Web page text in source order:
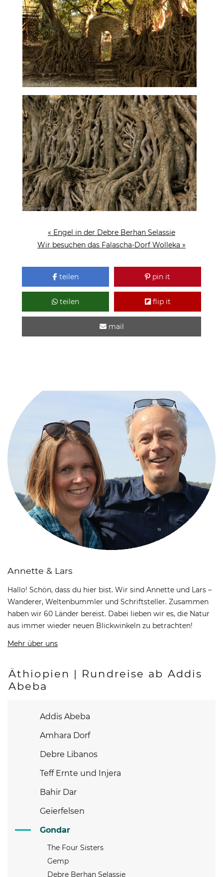
« Engel in der Debre Berhan Selassie
Wir besuchen das Falascha-Dorf Wolleka »
teilen pin it
teilen flip it
mail
Annette & Lars
Hallo! Schön, dass du hier bist. Wir sind Annette und Lars –
Wanderer, Weltenbummler und Schriftsteller. Zusammen
haben wir 60 Länder bereist. Dabei lieben wir es, die Natur
aus immer wieder neuen Blickwinkeln zu betrachten!
Mehr über uns
Äthiopien | Rundreise ab Addis
Abeba
Addis Abeba
Amhara Dorf
Debre Libanos
Teff Ernte und Injera
Bahir Dar
Geierfelsen
Gondar
The Four Sisters
Gemp
Debre Berhan Selassie